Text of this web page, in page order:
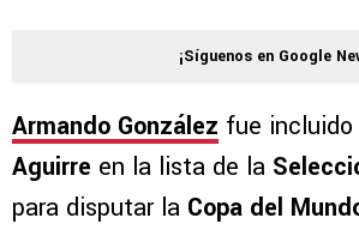
¡Síguenos en Google
Armando González fue
Aguirre en la lista de la
para disputar la Copa del